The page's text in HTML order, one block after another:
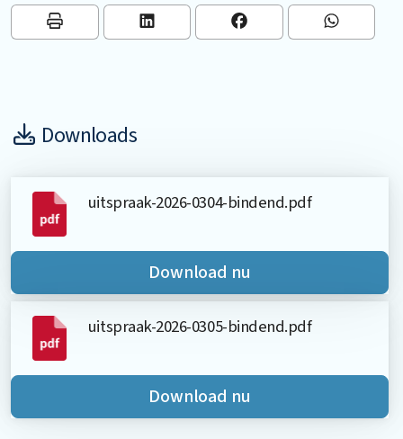
Downloads
uitspraak-2026-0304-bindend.pdf
Download nu
uitspraak-2026-0305-bindend.pdf
Download nu